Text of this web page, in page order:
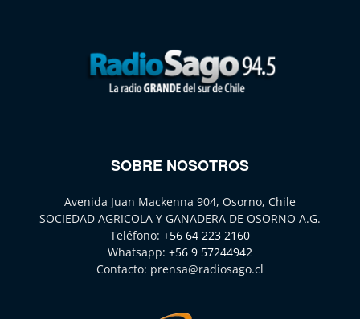
SOBRE NOSOTROS
Avenida Juan Mackenna 904, Osorno, Chile
SOCIEDAD AGRICOLA Y GANADERA DE OSORNO A.G.
Teléfono: +56 64 223 2160
Whatsapp: +56 9 57244942
Contacto: prensa@radiosago.cl